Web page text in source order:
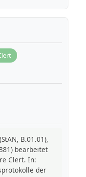
B.01.01),
bearbeitet
Clert. In:
der